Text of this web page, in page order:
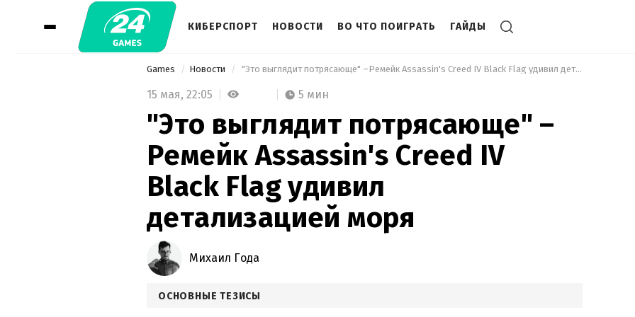
КИБЕРСПОРТ НОВОСТИ ВО ЧТО ПОИГРАТЬ ГАЙДЫ
Games Новости "Это выглядит потрясающе" –Ремейк Assassin's Creed IV Black Flag удивил детализацией моря
15 мая, 22:05 5 мин
"Это выглядит потрясающе" –
Ремейк Assassin's Creed IV
Black Flag удивил
детализацией моря
Михаил Года
ОСНОВНЫЕ ТЕЗИСЫ